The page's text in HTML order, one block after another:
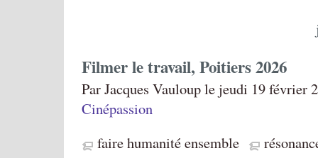
Filmer le travail, Poitiers 2026
Par Jacques Vauloup le jeudi 19 février
Cinépassion
faire humanité ensemble